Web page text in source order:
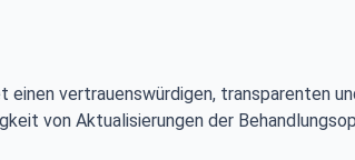
vertrauenswürdigen, transparenten
von Aktualisierungen der